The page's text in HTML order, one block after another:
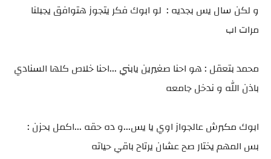
و لكن سال يس بجديه : لو ابوك فكر يتجوز هتوافق يجبلنا
مرات اب
محمد بتعقل : هو احنا صغيرين يابني ...احنا خلاص كلها السنادي
باذن الله و ندخل جامعه
ابوك مكبرش عالجواز اوي يا يس...و ده حقه ...اكمل بحزن :
بس المهم يختار صح عشان يرتاح باقي حياته